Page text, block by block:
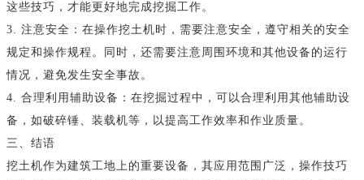
这些技巧，才能更好地完成挖掘工作。
3. 注意安全：在操作挖土机时，需要注意安全，遵守相关的安全
规定和操作规程。同时，还需要注意周围环境和其他设备的运行
情况，避免发生安全事故。
4. 合理利用辅助设备：在挖掘过程中，可以合理利用其他辅助设
备，如破碎锤、装载机等，以提高工作效率和作业质量。
三、结语
挖土机作为建筑工地上的重要设备，其应用范围广泛，操作技巧